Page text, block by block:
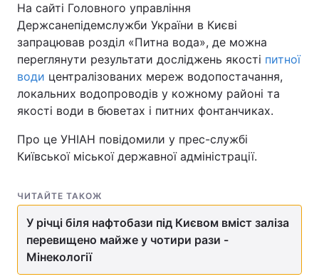
На сайті Головного управління
Держсанепідемслужби України в Києві
запрацював розділ «Питна вода», де можна
переглянути результати досліджень якості питної
води централізованих мереж водопостачання,
локальних водопроводів у кожному районі та
якості води в бюветах і питних фонтанчиках.
Про це УНІАН повідомили у прес-службі
Київської міської державної адміністрації.
ЧИТАЙТЕ ТАКОЖ
У річці біля нафтобази під Києвом вміст заліза
перевищено майже у чотири рази -
Мінекології